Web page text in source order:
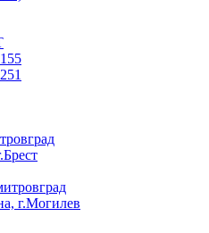
г.Могилев